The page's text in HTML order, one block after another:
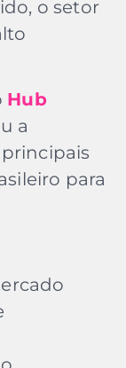
o setor
Hub
a
para